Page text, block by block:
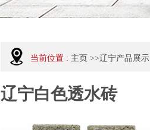
当前位置 : 主页 >>辽宁产品展示
辽宁白色透水砖